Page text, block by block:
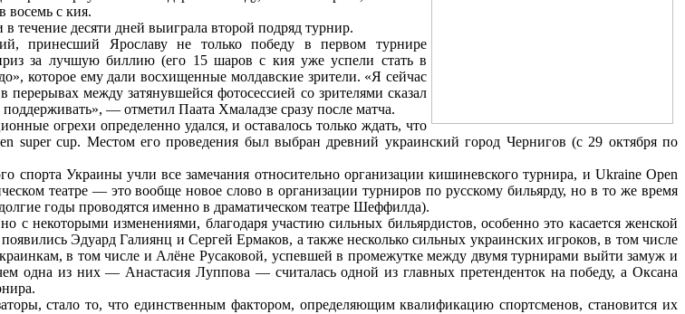
восемь с кия.
течение десяти дней выиграла второй подряд турнир.
принесший Ярославу не только победу в первом турнире
за лучшую биллию (его 15 шаров с кия уже успели стать в
которое ему дали восхищенные молдавские зрители. «Я сейчас
между затянувшейся фотосессией со зрителями сказал
— отметил Паата Хмаладзе сразу после матча.
огрехи определенно удался, и оставалось только ждать, что
super cup. Местом его проведения был выбран древний украинский город Чернигов (с 29 октября по
спорта Украины учли все замечания относительно организации кишиневского турнира, и Ukraine Open
театре — это вообще новое слово в организации турниров по русскому бильярду, но в то же время
годы проводятся именно в драматическом театре Шеффилда).
некоторыми изменениями, благодаря участию сильных бильярдистов, особенно это касается женской
Эдуард Галиянц и Сергей Ермаков, а также несколько сильных украинских игроков, в том числе
в том числе и Алёне Русаковой, успевшей в промежутке между двумя турнирами выйти замуж и
одна из них — Анастасия Луппова — считалась одной из главных претенденток на победу, а Оксана
стало то, что единственным фактором, определяющим квалификацию спортсменов, становится их